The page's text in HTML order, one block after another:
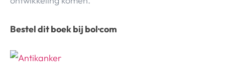
Bestel dit boek bij bol·com